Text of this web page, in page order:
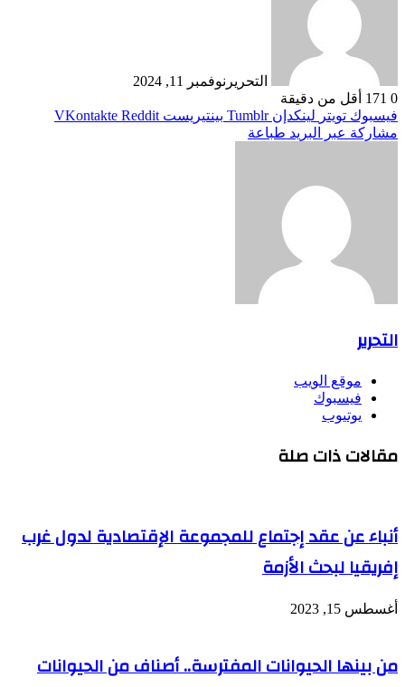
التحرير نوفمبر 11, 2024
0
أقل من دقيقة
فيسبوك تويتر لينكدإن بينتيريست
مشاركة عبر البريد طباعة
التحرير
موقع الويب
فيسبوك
يوتيوب
مقالات ذات صلة
أنباء عن عقد إجتماع للمجموعة الإقتصادية لدول غرب
إفريقيا لبحث الأزمة
أغسطس 15, 2023
من بينها الحيوانات المفترسة.. أصناف من الحيوانات